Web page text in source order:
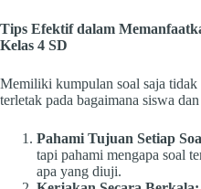
Tips Efektif dalam
Kelas 4 SD
Memiliki kumpulan soal saja
terletak pada bagaimana siswa
Pahami Tujuan Setiap
tapi pahami mengapa soal
apa yang diuji.